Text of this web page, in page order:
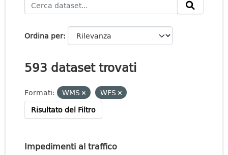
Ordina per
593 dataset trovati
Formati: WMS
WFS
Risultato del Filtro
Impedimenti al traffico